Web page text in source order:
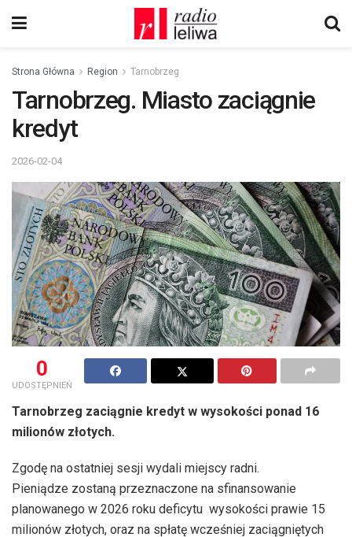
Strona Główna Region Tarnobrzeg
Tarnobrzeg. Miasto zaciągnie
kredyt
2026-02-04
0
UDOSTĘPNIEŃ
Tarnobrzeg zaciągnie kredyt w wysokości ponad 16
milionów złotych.
Zgodę na ostatniej sesji wydali miejscy radni.
Pieniądze zostaną przeznaczone na sfinansowanie
planowanego w 2026 roku deficytu wysokości prawie 15
milionów złotych, oraz na spłatę wcześniej zaciągniętych